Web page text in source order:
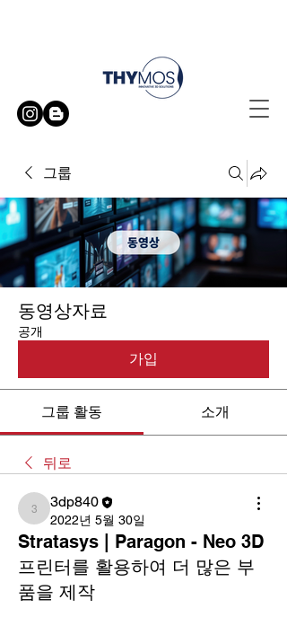
그룹
동영상자료
공개
가입
그룹 활동 소개
뒤로
3dp840
3dp840
2022년 5월 30일
Stratasys | Paragon - Neo 3D
프린터를 활용하여 더 많은 부
품을 제작